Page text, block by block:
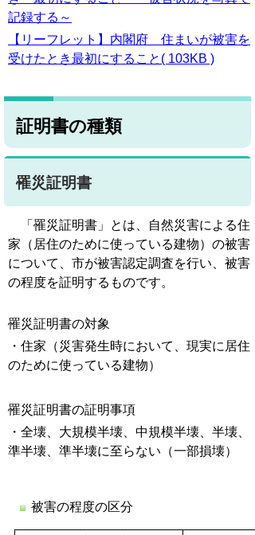
記録する～
【リーフレット】内閣府 住まいが被害を
受けたとき最初にすること( 103KB )
証明書の種類
罹災証明書
「罹災証明書」とは、自然災害による住
家（居住のために使っている建物）の被害
について、市が被害認定調査を行い、被害
の程度を証明するものです。
罹災証明書の対象
・住家（災害発生時において、現実に居住
のために使っている建物）
罹災証明書の証明事項
・全壊、大規模半壊、中規模半壊、半壊、
準半壊、準半壊に至らない（一部損壊）
被害の程度の区分